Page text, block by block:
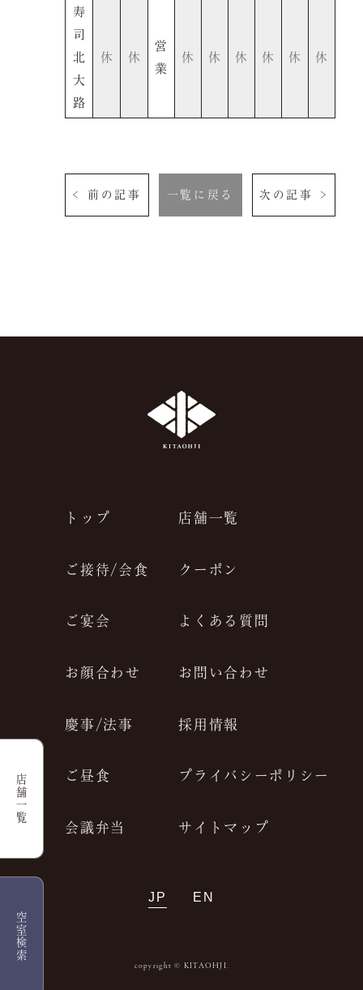
空室検索
寿
司
北
大
路
休 休
営
業
休 休 休 休 休 休
< 前の記事 一覧に戻る 次の記事 >
店舗一覧
トップ
ご接待/会食
ご宴会
お顔合わせ
慶事/法事
ご昼食
会議弁当
店舗一覧
クーポン
よくある質問
お問い合わせ
採用情報
プライバシーポリシー
サイトマップ
JP EN
copyright © KITAOHJI.